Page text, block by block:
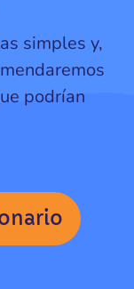
simples y,
podrían